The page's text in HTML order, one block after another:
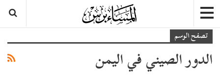
تصفح الوسم
الدور الصيني في اليمن